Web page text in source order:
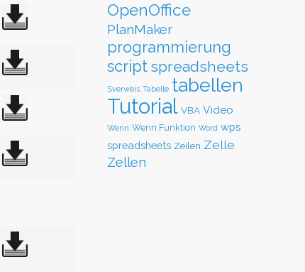
OpenOffice
PlanMaker
programmierung
script spreadsheets
Sverweis Tabelle tabellen
Tutorial VBA Video
Wenn Wenn Funktion Word wps
spreadsheets Zeilen Zelle
Zellen